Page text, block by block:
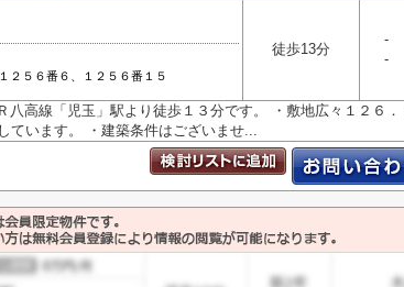
１２５６番６、１２５６番１５
徒歩13分
-
-
高線「児玉」駅より徒歩１３分です。 ・敷地広々１２６．
ています。 ・建築条件はございませ...